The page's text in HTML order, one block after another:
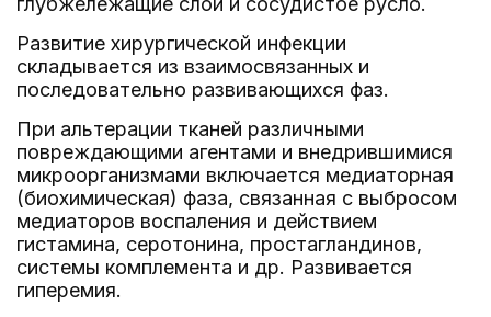
Развитие хирургической инфекции
складывается из взаимосвязанных и
последовательно развивающихся фаз.
При альтерации тканей различными
повреждающими агентами и внедрившимися
микроорганизмами включается медиаторная
(биохимическая) фаза, связанная с выбросом
медиаторов воспаления и действием
гистамина, серотонина, простагландинов,
системы комплемента и др. Развивается
гиперемия.